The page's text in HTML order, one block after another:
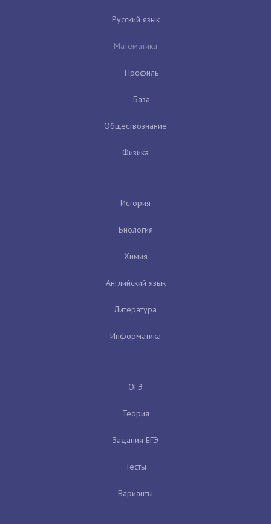
Русский язык
Математика
Профиль
База
Обществознание
Физика
История
Биология
Химия
Английский язык
Литература
Информатика
ОГЭ
Теория
Задания ЕГЭ
Тесты
Варианты